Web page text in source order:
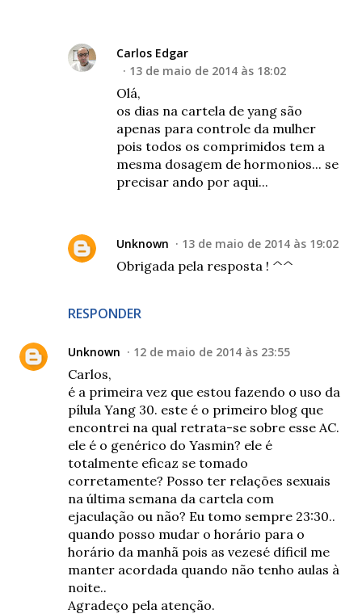
RESPONDER
Carlos Edgar
13 de maio de 2014 às 18:02
Olá,
os dias na cartela de yang são
apenas para controle da mulher
pois todos os comprimidos tem a
mesma dosagem de hormonios... se
precisar ando por aqui...
Unknown 13 de maio de 2014 às 19:02
Obrigada pela resposta ! ^^
Unknown 12 de maio de 2014 às 23:55
Carlos,
é a primeira vez que estou fazendo o uso da
pílula Yang 30. este é o primeiro blog que
encontrei na qual retrata-se sobre esse AC.
ele é o genérico do Yasmin? ele é
totalmente eficaz se tomado
corretamente? Posso ter relações sexuais
na última semana da cartela com
ejaculação ou não? Eu tomo sempre 23:30..
quando posso mudar o horário para o
horário da manhã pois as vezesé díficil me
manter acordada quando não tenho aulas à
noite..
Agradeço pela atenção.